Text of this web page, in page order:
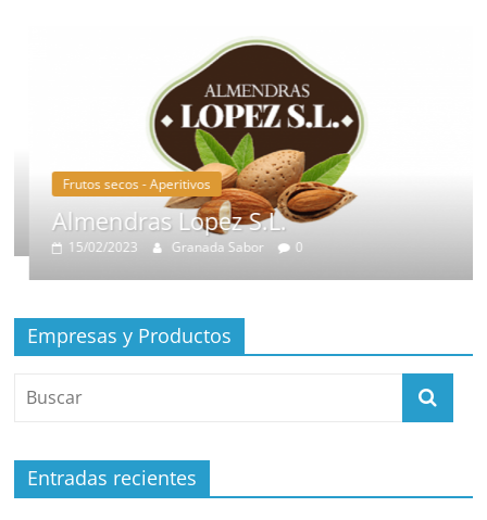
Frutos secos - Aperitivos
Almendras Lopez S.L.
15/02/2023 Granada Sabor 0
Empresas y Productos
Entradas recientes